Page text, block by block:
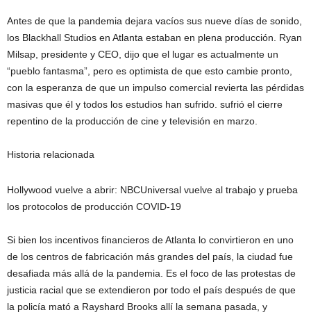
Antes de que la pandemia dejara vacíos sus nueve días de sonido,
los Blackhall Studios en Atlanta estaban en plena producción. Ryan
Milsap, presidente y CEO, dijo que el lugar es actualmente un
“pueblo fantasma”, pero es optimista de que esto cambie pronto,
con la esperanza de que un impulso comercial revierta las pérdidas
masivas que él y todos los estudios han sufrido. sufrió el cierre
repentino de la producción de cine y televisión en marzo.
Historia relacionada
Hollywood vuelve a abrir: NBCUniversal vuelve al trabajo y prueba
los protocolos de producción COVID-19
Si bien los incentivos financieros de Atlanta lo convirtieron en uno
de los centros de fabricación más grandes del país, la ciudad fue
desafiada más allá de la pandemia. Es el foco de las protestas de
justicia racial que se extendieron por todo el país después de que
la policía mató a Rayshard Brooks allí la semana pasada, y